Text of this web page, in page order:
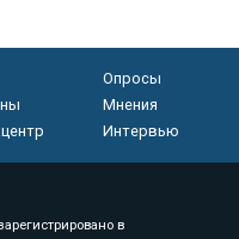
Опросы
Мнения
Интервью
в